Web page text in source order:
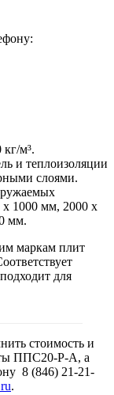
м³.
и теплоизоляции
слоями.
1000 мм, 2000 х
мм.
маркам плит
для
стоимость и
ППС20-Р-А, а
8 (846) 21-21-
.